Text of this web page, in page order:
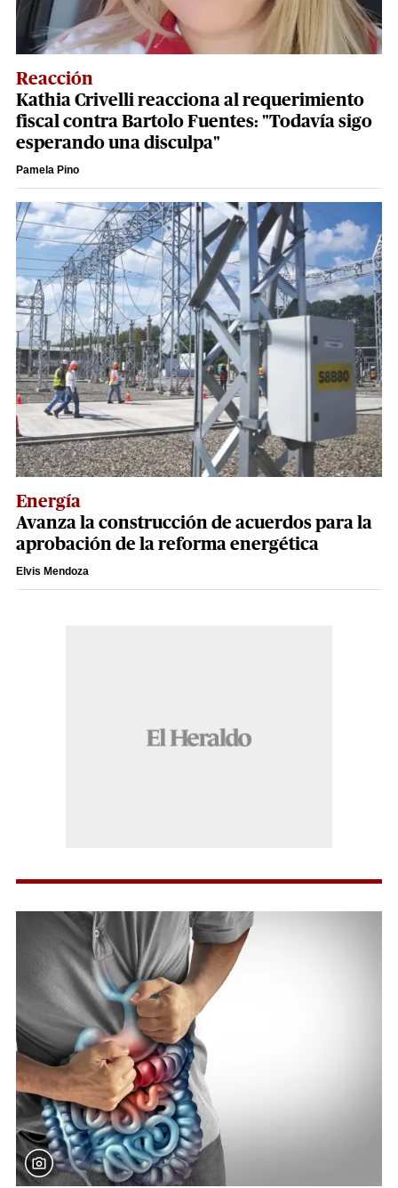
Reacción
Kathia Crivelli reacciona al requerimiento
fiscal contra Bartolo Fuentes: "Todavía sigo
esperando una disculpa"
Pamela Pino
Energía
Avanza la construcción de acuerdos para la
aprobación de la reforma energética
Elvis Mendoza